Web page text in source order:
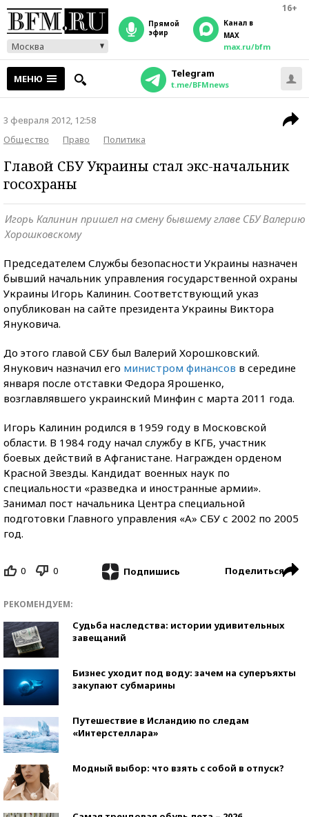
16+
Москва
прямой
эфир
Канал в
MAX
max.ru/bfm
МЕНЮ Telegram
t.me/BFMnews
3 февраля 2012, 12:58
Общество
Право Политика
Главой СБУ Украины стал экс-начальник
госохраны
Игорь Калинин пришел на смену бывшему главе СБУ Валерию
Хорошковскому
Председателем Службы безопасности Украины назначен
бывший начальник управления государственной охраны
Украины Игорь Калинин. Соответствующий указ
опубликован на сайте президента Украины Виктора
Януковича.
До этого главой СБУ был Валерий Хорошковский.
Янукович назначил его министром финансов в середине
января после отставки Федора Ярошенко,
возглавлявшего украинский Минфин с марта 2011 года.
Игорь Калинин родился в 1959 году в Московской
области. В 1984 году начал службу в КГБ, участник
боевых действий в Афганистане. Награжден орденом
Красной Звезды. Кандидат военных наук по
специальности «разведка и иностранные армии».
Занимал пост начальника Центра специальной
подготовки Главного управления «А» СБУ с 2002 по 2005
год.
0 0 Подпишись Поделиться
РЕКОМЕНДУЕМ:
Судьба наследства: истории удивительных
завещаний
Бизнес уходит под воду: зачем на суперъяхты
закупают субмарины
Путешествие в Исландию по следам
«Интерстеллара»
Модный выбор: что взять с собой в отпуск?